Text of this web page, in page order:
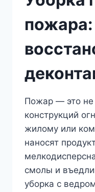
пожара:
Пожар — это не
конструкций
жилому или
наносят
смолы и
уборка с